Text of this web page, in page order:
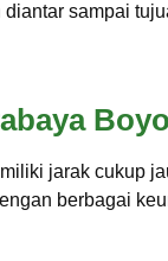
sampai
jarak cukup
berbagai